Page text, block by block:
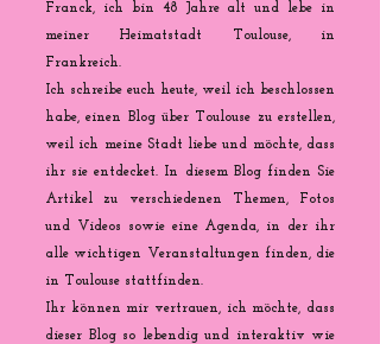
Franck, ich bin 48 Jahre alt und lebe in
meiner Heimatstadt Toulouse, in
Frankreich.
Ich schreibe euch heute, weil ich beschlossen
habe, einen Blog über Toulouse zu erstellen,
weil ich meine Stadt liebe und möchte, dass
ihr sie entdecket. In diesem Blog finden Sie
Artikel zu verschiedenen Themen, Fotos
und Videos sowie eine Agenda, in der ihr
alle wichtigen Veranstaltungen finden, die
in Toulouse stattfinden.
Ihr können mir vertrauen, ich möchte, dass
dieser Blog so lebendig und interaktiv wie